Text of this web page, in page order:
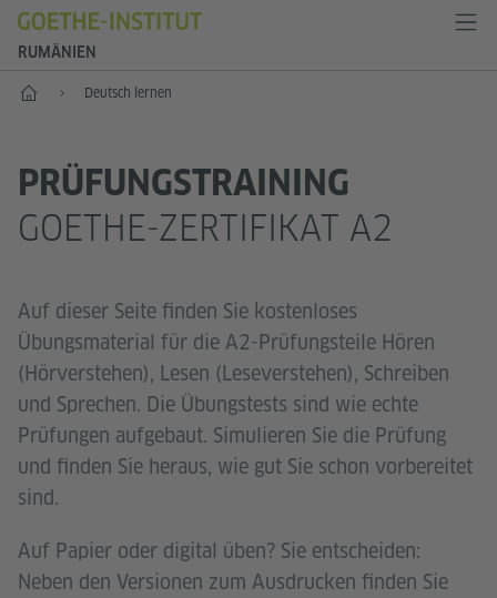
RUMÄNIEN
Start Deutsch lernen
PRÜFUNGSTRAINING
GOETHE-ZERTIFIKAT A2
Auf dieser Seite finden Sie kostenloses
Übungsmaterial für die A2-Prüfungsteile Hören
(Hörverstehen), Lesen (Leseverstehen), Schreiben
und Sprechen. Die Übungstests sind wie echte
Prüfungen aufgebaut. Simulieren Sie die Prüfung
und finden Sie heraus, wie gut Sie schon vorbereitet
sind.
Auf Papier oder digital üben? Sie entscheiden:
Neben den Versionen zum Ausdrucken finden Sie